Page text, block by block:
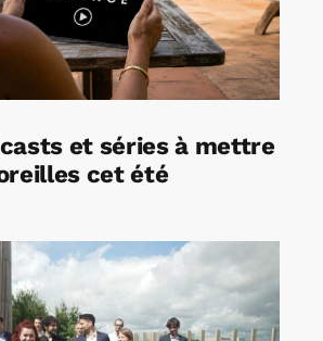
et séries à mettre
cet été